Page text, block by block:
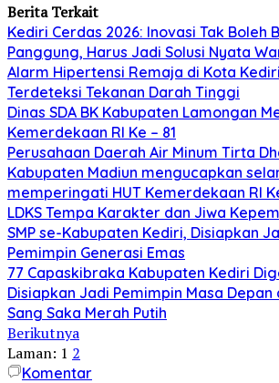
Berita Terkait
Kediri Cerdas 2026: Inovasi Tak Boleh
Panggung, Harus Jadi Solusi Nyata
Alarm Hipertensi Remaja di Kota
Terdeteksi Tekanan Darah Tinggi
Dinas SDA BK Kabupaten Lamongan
Kemerdekaan RI Ke – 81
Perusahaan Daerah Air Minum Tirta
Kabupaten Madiun mengucapkan
memperingati HUT Kemerdekaan RI
LDKS Tempa Karakter dan Jiwa
SMP se-Kabupaten Kediri, Disiapkan
Pemimpin Generasi Emas
77 Capaskibraka Kabupaten Kediri
Disiapkan Jadi Pemimpin Masa
Sang Saka Merah Putih
Berikutnya
Laman: 1 2
Komentar